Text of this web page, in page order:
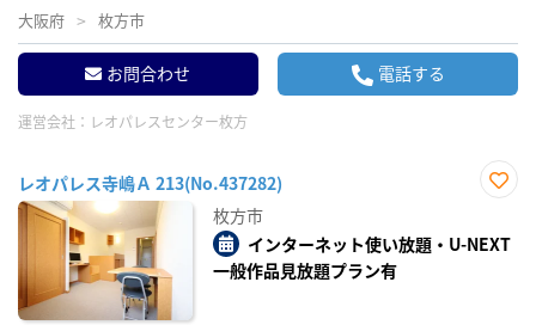
大阪府 枚方市
お問合わせ 電話する
運営会社： レオパレスセンター枚方
レオパレス寺嶋Ａ 213(No.437282)
り登
録
枚方市
インターネット使い放題・U-NEXT
一般作品見放題プラン有